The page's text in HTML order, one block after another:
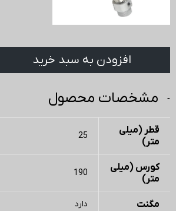
افزودن به سبد خرید
مشخصات محصول
قطر (میلی
متر)
25
کورس (میلی
متر)
190
مگنت دارد